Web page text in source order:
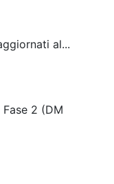
al...
2 (DM